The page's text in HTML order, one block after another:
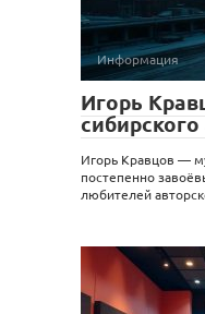
Информация
Игорь
Игорь Кравцов —
постепенно
любителей